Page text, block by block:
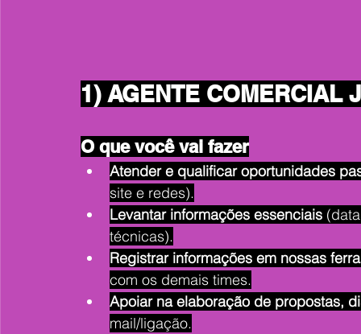
1) AGENTE COMERCIAL
O que você vai fazer
Atender e qualificar oportunidades
site e redes).
Levantar informações essenciais
técnicas).
Registrar informações em nossas
com os demais times.
Apoiar na elaboração de propostas,
mail/ligação.